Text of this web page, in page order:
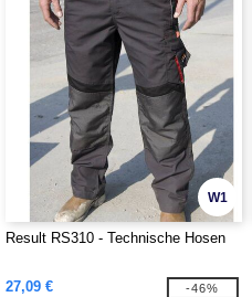
W1
Result RS310 - Technische Hosen
27,09 € -46%